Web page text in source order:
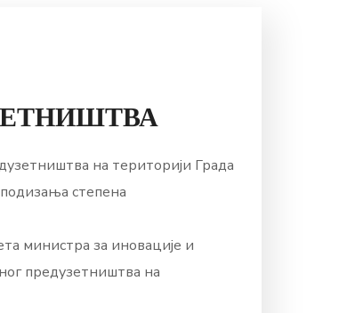
на територији Града
степена
министра за иновације и
предузетништва на